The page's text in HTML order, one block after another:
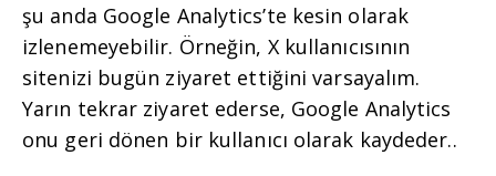
şu anda Google Analytics’te kesin olarak
izlenemeyebilir. Örneğin, X kullanıcısının
sitenizi bugün ziyaret ettiğini varsayalım.
Yarın tekrar ziyaret ederse, Google Analytics
onu geri dönen bir kullanıcı olarak kaydeder..